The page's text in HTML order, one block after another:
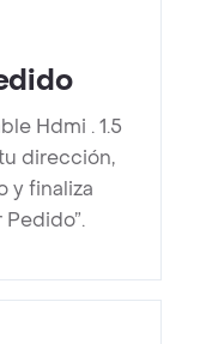
Hdmi . 1.5
dirección,
y finaliza